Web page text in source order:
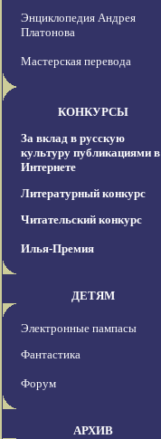
Энциклопедия Андрея
Платонова
Мастерская перевода
КОНКУРСЫ
За вклад в русскую
культуру публикациями в
Интернете
Литературный конкурс
Читательский конкурс
Илья-Премия
ДЕТЯМ
Электронные пампасы
Фантастика
Форум
АРХИВ